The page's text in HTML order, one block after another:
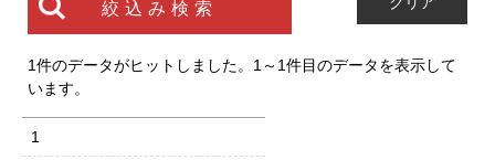
1件のデータがヒットしました。1～1件目のデータを表示して
います。
1